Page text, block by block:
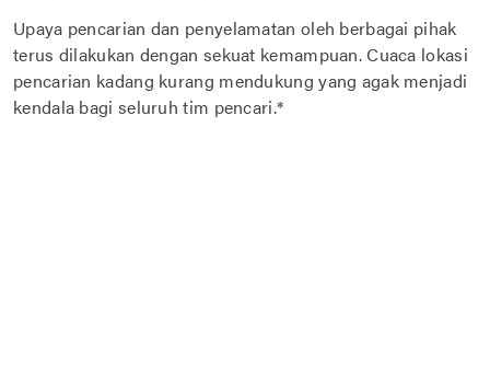
Upaya pencarian dan penyelamatan oleh berbagai pihak
terus dilakukan dengan sekuat kemampuan. Cuaca lokasi
pencarian kadang kurang mendukung yang agak menjadi
kendala bagi seluruh tim pencari.*